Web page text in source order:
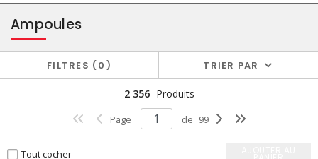
Ampoules
FILTRES 0 TRIER PAR
2 356 Produits
Page de 99
Tout cocher